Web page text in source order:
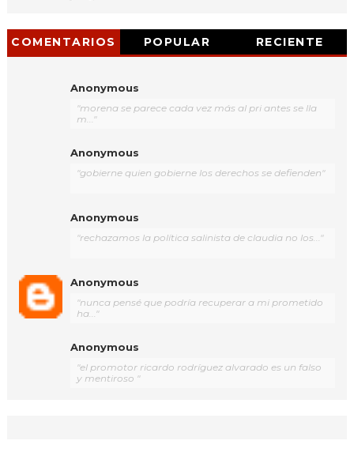
COMENTARIOS POPULAR RECIENTE
Anonymous
"morena se parece cada vez más al pri antes se lla
m..."
Anonymous
"gobierne quien gobierne los derechos se defienden"
Anonymous
"rechazamos la política salinista de claudia no los..."
Anonymous
"nunca pensé que podría recuperar a mi prometido
ha..."
Anonymous
"el promotor ricardo rodríguez alvarado es un falso
y mentiroso "